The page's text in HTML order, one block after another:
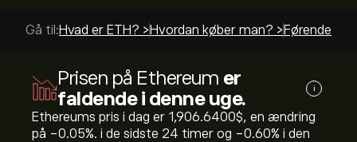
Gå til:Hvad er ETH? > Hvordan køber man? > Førende
Prisen på Ethereum er
faldende i denne uge.
i
Ethereums pris i dag er 1,906.6400‎$‎, en ændring
på ‎-0.05‎%. i de sidste 24 timer og ‎-0.60‎% i den